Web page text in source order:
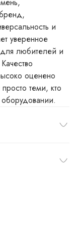
и
уверенное
для любителей и
оценено
теми, кто